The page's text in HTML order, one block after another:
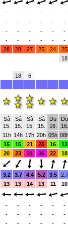
- - - - -
-
- - - - -
-
- - - - -
-
- - - - -
-
28 28 27 25 24 25
18
6
18
Sâ
15.
Sâ
15.
Sâ
15.
Sâ
15.
Du
16.
Du
16.
11h 14h 17h 20h 05h
15 15 21 25 16
13
20 23 31 36 22
18
3.2 3.7 4.4 5.2 3.5
2.7
13 13 14 13 11
10
- - - - -
-
- - - - -
-
- - - - -
-